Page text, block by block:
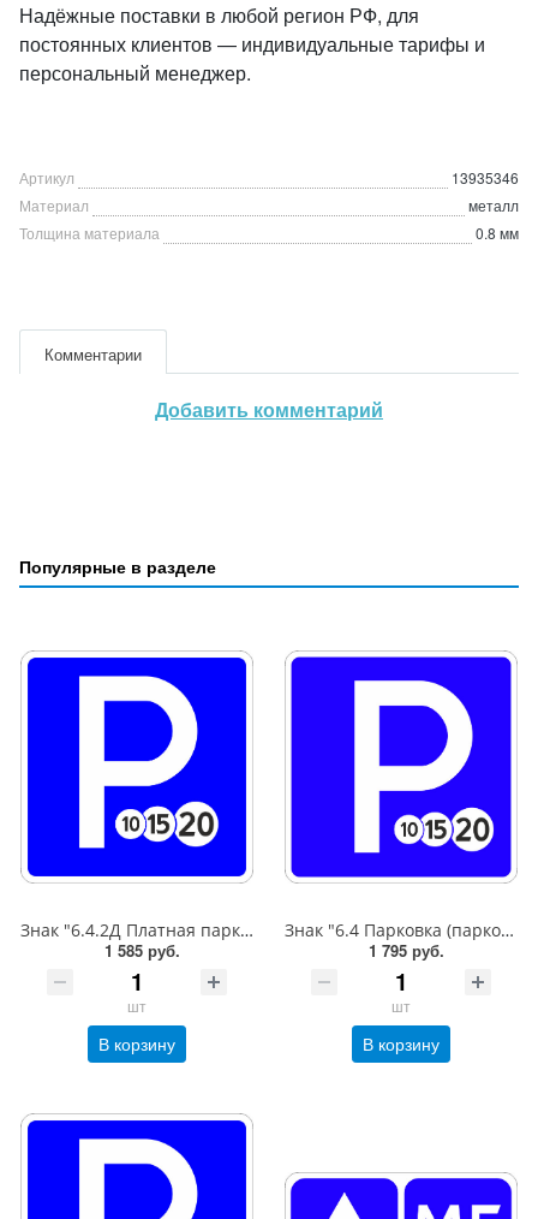
Надёжные поставки в любой регион РФ, для
постоянных клиентов — индивидуальные тарифы и
персональный менеджер.
Артикул
13935346
Материал
металл
Толщина материала
0.8 мм
Комментарии
Добавить комментарий
Популярные в разделе
Знак "6.4.2Д Платная парковка для автотранспорта»,B=600,Тип А Коммерческая (3 года),металл 0.8 мм
1 585 руб.
шт
В корзину
Знак "6.4 Парковка (парковочное место)",B=600,Тип А (1б) Микропризм. (7-9 лет)металл 0.8 мм
1 795 руб.
шт
В корзину